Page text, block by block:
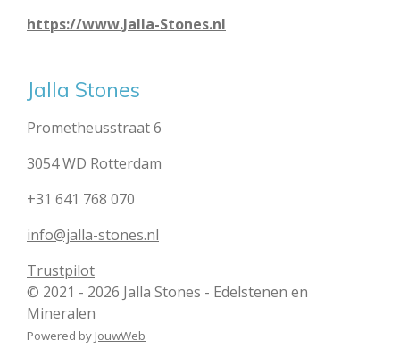
https://www.Jalla-Stones.nl
Jalla Stones
Prometheusstraat 6
3054 WD Rotterdam
+31 641 768 070
info@jalla-stones.nl
Trustpilot
© 2021 - 2026 Jalla Stones - Edelstenen en
Mineralen
Powered by JouwWeb